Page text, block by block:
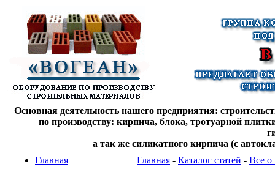
Основная деятельность нашего предприятия:
по производству: кирпича, блока, тротуарной
а так же силикатного кирпича (с
Главная
Главная - Каталог статей - Все о